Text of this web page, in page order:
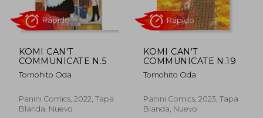
31% S/ 35,00 10%
KOMI CAN'T
COMMUNICATE N.5
Tomohito Oda
Panini Comics, 2022, Tapa
Blanda, Nuevo
KOMI CAN'T
COMMUNICATE N.19
Tomohito Oda
Panini Comics, 2023, Tapa
Blanda, Nuevo